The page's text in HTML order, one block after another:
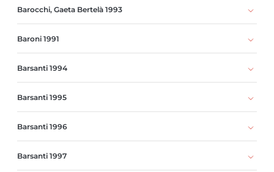
Barocchi, Gaeta Bertelà 1993
Baroni 1991
Barsanti 1994
Barsanti 1995
Barsanti 1996
Barsanti 1997